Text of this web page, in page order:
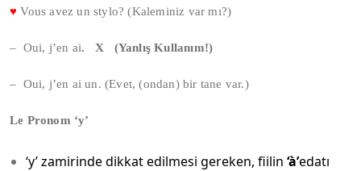
♥ Vous avez un stylo? (Kaleminiz var mı?)
– Oui, j’en ai. Χ (Yanlış Kullanım!)
– Oui, j’en ai un. (Evet, (ondan) bir tane var.)
Le Pronom ‘y’
‘y’ zamirinde dikkat edilmesi gereken, fiilin ‘à’edatı